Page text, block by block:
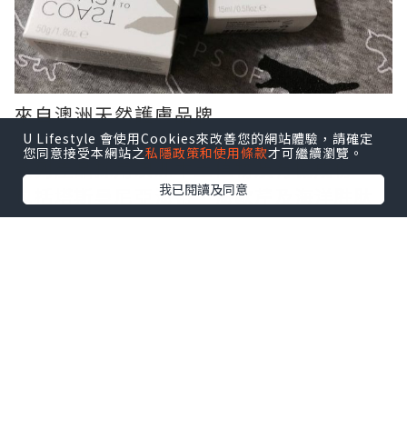
來自澳洲天然護膚品牌
COAST TO COAST
系列產品採用澳洲本土植物及有機成份
包括塔斯曼尼亞海帶、海歐芹及海洋胜肽
等
U Lifestyle 會使用Cookies來改善您的網站體驗，請確定
您同意接受本網站之私隱政策和使用條款才可繼續瀏覽。
我已閱讀及同意